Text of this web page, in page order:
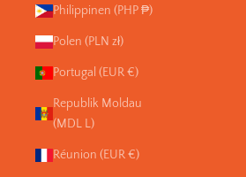
Philippinen (PHP ₱)
Polen (PLN zł)
Portugal (EUR €)
Republik Moldau
(MDL L)
Réunion (EUR €)